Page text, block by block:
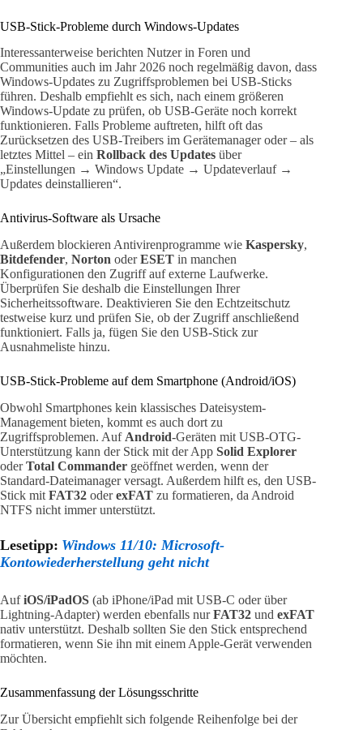
USB-Stick-Probleme durch Windows-Updates
Interessanterweise berichten Nutzer in Foren und
Communities auch im Jahr 2026 noch regelmäßig davon, dass
Windows-Updates zu Zugriffsproblemen bei USB-Sticks
führen. Deshalb empfiehlt es sich, nach einem größeren
Windows-Update zu prüfen, ob USB-Geräte noch korrekt
funktionieren. Falls Probleme auftreten, hilft oft das
Zurücksetzen des USB-Treibers im Gerätemanager oder – als
letztes Mittel – ein Rollback des Updates über
„Einstellungen → Windows Update → Updateverlauf →
Updates deinstallieren“.
Antivirus-Software als Ursache
Außerdem blockieren Antivirenprogramme wie Kaspersky,
Bitdefender, Norton oderESET in manchen
Konfigurationen den Zugriff auf externe Laufwerke.
Überprüfen Sie deshalb die Einstellungen Ihrer
Sicherheitssoftware. Deaktivieren Sie den Echtzeitschutz
testweise kurz und prüfen Sie, ob der Zugriff anschließend
funktioniert. Falls ja, fügen Sie den USB-Stick zur
Ausnahmeliste hinzu.
USB-Stick-Probleme auf dem Smartphone (Android/iOS)
Obwohl Smartphones kein klassisches Dateisystem-
Management bieten, kommt es auch dort zu
Zugriffsproblemen. Auf Android-Geräten mit USB-OTG-
Unterstützung kann der Stick mit der App Solid Explorer
oderTotal Commander geöffnet werden, wenn der
Standard-Dateimanager versagt. Außerdem hilft es, den USB-
Stick mit FAT32 oderexFAT zu formatieren, da Android
NTFS nicht immer unterstützt.
Lesetipp: Windows 11/10: Microsoft-
Kontowiederherstellung geht nicht
AufiOS/iPadOS (ab iPhone/iPad mit USB-C oder über
Lightning-Adapter) werden ebenfalls nurFAT32 und exFAT
nativ unterstützt. Deshalb sollten Sie den Stick entsprechend
formatieren, wenn Sie ihn mit einem Apple-Gerät verwenden
möchten.
Zusammenfassung der Lösungsschritte
Zur Übersicht empfiehlt sich folgende Reihenfolge bei der